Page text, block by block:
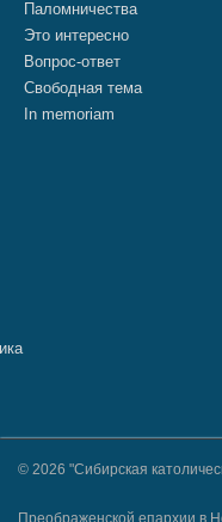
Паломничества
Это интересно
Вопрос-ответ
Свободная тема
In memoriam
© 2026 "Сибирская
Преображенской епархии в